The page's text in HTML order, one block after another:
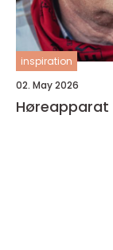
inspiration
02. May 2026